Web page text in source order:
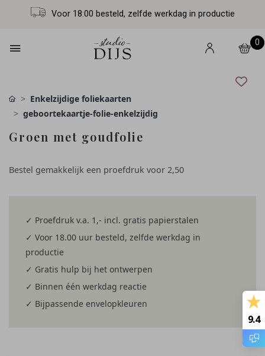
Voor 18:00 besteld, zelfde werkdag in productie
0
Enkelzijdige foliekaarten
geboortekaartje-folie-enkelzijdig
Groen met goudfolie
Bestel gemakkelijk een proefdruk voor 2,50
✓ Proefdruk v.a. 1,- incl. gratis papierstalen
✓ Voor 18.00 uur besteld, zelfde werkdag in
productie
✓ Gratis hulp bij het ontwerpen
✓ Binnen één werkdag reactie
✓ Bijpassende envelopkleuren
9.4